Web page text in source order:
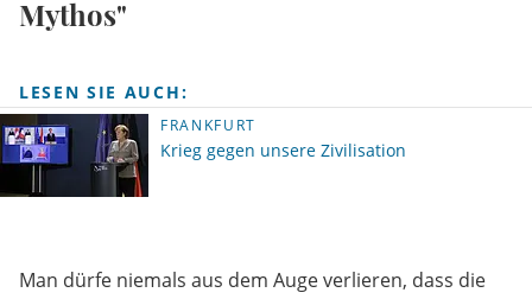
Mythos"
LESEN SIE AUCH:
FRANKFURT
Krieg gegen unsere Zivilisation
Man dürfe niemals aus dem Auge verlieren, dass die